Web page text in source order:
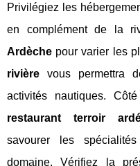
Privilégiez les
en complément de la
Ardèche pour varier les
rivière vous permettra
activités nautiques.
restaurant terroir
savourer les
domaine. Vérifiez la